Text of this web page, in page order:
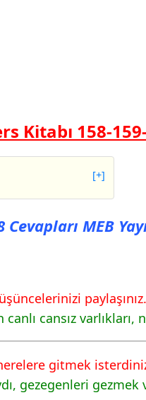
Kitabı 158-
[+]
MEB
MEB
MEB
paylaşınız.
cansız
gitmek
gezegenleri